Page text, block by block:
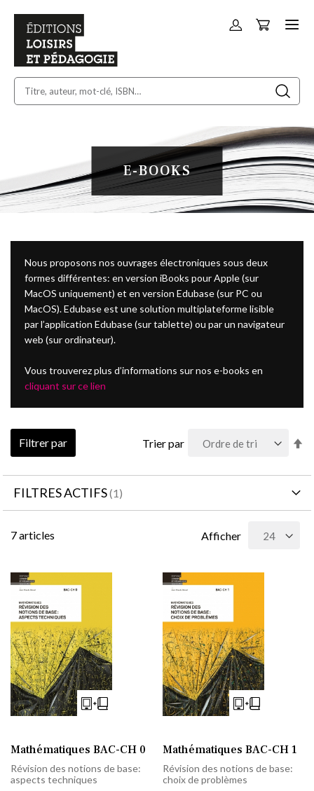
Allez
Panier
E-BOOKS
Nous proposons nos ouvrages électroniques sous deux
formes différentes: en version iBooks pour Apple (sur
MacOS uniquement) et en version Edubase (sur PC ou
MacOS). Edubase est une solution multiplateforme lisible
par l’application Edubase (sur tablette) ou par un navigateur
web (sur ordinateur).
Vous trouverez plus d’informations sur nos e-books en
cliquant sur ce lien
7articles Afficher
Trier par
Mathématiques BAC-CH 0
Révision des notions de base:
aspects techniques
Mathématiques BAC-CH 1
Révision des notions de base:
choix de problèmes
Filtrer par
FILTRES ACTIFS